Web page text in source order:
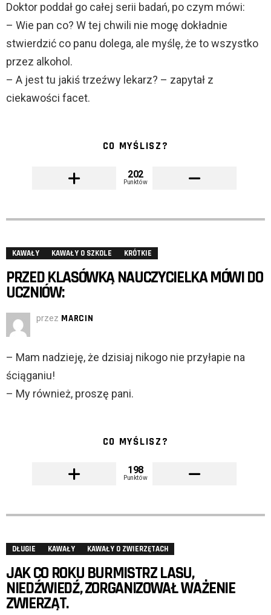
Doktor poddał go całej serii badań, po czym mówi:
– Wie pan co? W tej chwili nie mogę dokładnie
stwierdzić co panu dolega, ale myślę, że to wszystko
przez alkohol.
– A jest tu jakiś trzeźwy lekarz? – zapytał z
ciekawości facet.
CO MYŚLISZ?
202
Punktów
KAWAŁY KAWAŁY O SZKOLE KRÓTKIE
PRZED KLASÓWKĄ NAUCZYCIELKA MÓWI DO
UCZNIÓW:
przez MARCIN
– Mam nadzieję, że dzisiaj nikogo nie przyłapie na
ściąganiu!
– My również, proszę pani.
CO MYŚLISZ?
198
Punktów
DŁUGIE KAWAŁY KAWAŁY O ZWIERZĘTACH
JAK CO ROKU BURMISTRZ LASU,
NIEDŹWIEDŹ, ZORGANIZOWAŁ WAŻENIE
ZWIERZĄT.